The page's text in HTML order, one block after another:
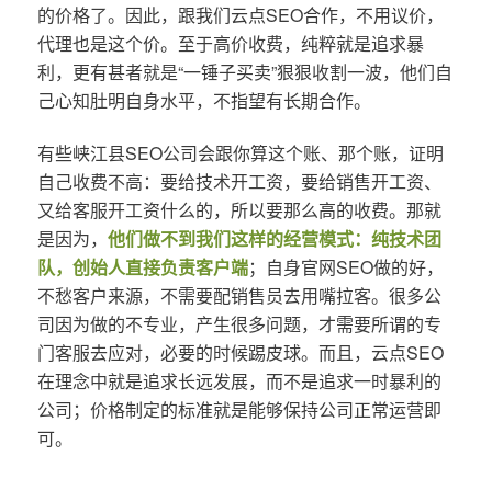
的价格了。因此，跟我们云点SEO合作，不用议价，
代理也是这个价。至于高价收费，纯粹就是追求暴
利，更有甚者就是“一锤子买卖”狠狠收割一波，他们自
己心知肚明自身水平，不指望有长期合作。
有些峡江县SEO公司会跟你算这个账、那个账，证明
自己收费不高：要给技术开工资，要给销售开工资、
又给客服开工资什么的，所以要那么高的收费。那就
是因为， 他们做不到我们这样的经营模式：纯技术团
队，创始人直接负责客户端；自身官网SEO做的好，
不愁客户来源，不需要配销售员去用嘴拉客。很多公
司因为做的不专业，产生很多问题，才需要所谓的专
门客服去应对，必要的时候踢皮球。而且，云点SEO
在理念中就是追求长远发展，而不是追求一时暴利的
公司；价格制定的标准就是能够保持公司正常运营即
可。